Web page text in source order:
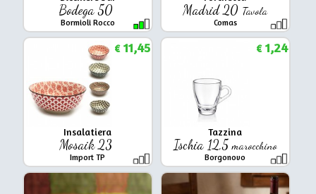
Bodega 50
Bormioli Rocco
Madrid 20 Tavola
Comas
Insalatiera
Mosaik 23
Import TP
€11,45
Tazzina
Ischia 12,5marocchino
Borgonovo
€1,24